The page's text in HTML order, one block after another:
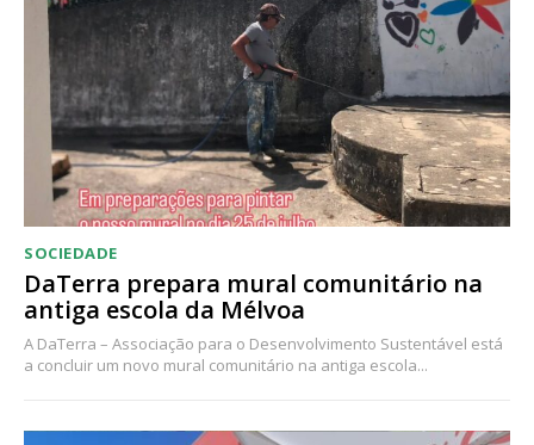
SOCIEDADE
DaTerra prepara mural comunitário na
antiga escola da Mélvoa
A DaTerra – Associação para o Desenvolvimento Sustentável está
a concluir um novo mural comunitário na antiga escola...